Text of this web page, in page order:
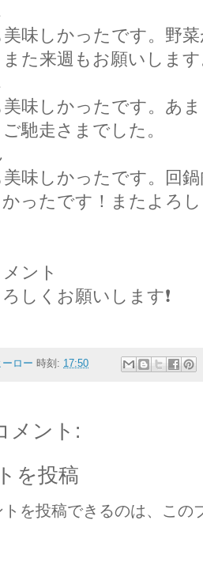
美味しかったです。野
た来週もお願いしま
美味しかったです。あ
馳走さまでした。
美味しかったです。回
ったです！またよろし
ント
しくお願いします❗
ロー 時刻: 17:50
メント:
を投稿
を投稿できるのは、この